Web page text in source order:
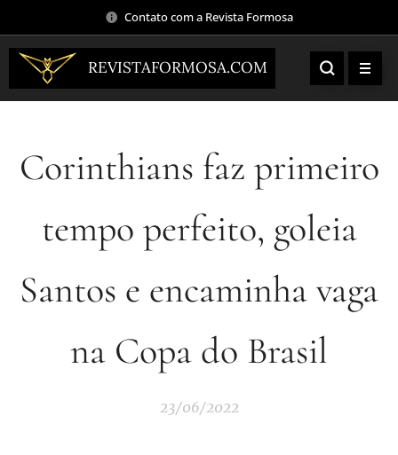
Contato com a Revista Formosa
REVISTAFORMOSA.COM
Corinthians faz primeiro
tempo perfeito, goleia
Santos e encaminha vaga
na Copa do Brasil
23/06/2022